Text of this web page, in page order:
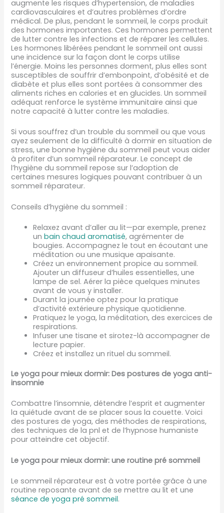
augmente les risques d’hypertension, de maladies
cardiovasculaires et d’autres problèmes d’ordre
médical. De plus, pendant le sommeil, le corps produit
des hormones importantes. Ces hormones permettent
de lutter contre les infections et de réparer les cellules.
Les hormones libérées pendant le sommeil ont aussi
une incidence sur la façon dont le corps utilise
l’énergie. Moins les personnes dorment, plus elles sont
susceptibles de souffrir d’embonpoint, d’obésité et de
diabète et plus elles sont portées à consommer des
aliments riches en calories et en glucides. Un sommeil
adéquat renforce le système immunitaire ainsi que
notre capacité à lutter contre les maladies.
Si vous souffrez d’un trouble du sommeil ou que vous
ayez seulement de la difficulté à dormir en situation de
stress, une bonne hygiène du sommeil peut vous aider
à profiter d’un sommeil réparateur. Le concept de
l’hygiène du sommeil repose sur l’adoption de
certaines mesures logiques pouvant contribuer à un
sommeil réparateur.
Conseils d’hygiène du sommeil :
Relaxez avant d’aller au lit—par exemple, prenez
unbain chaud aromatisé, agrémenter de
bougies. Accompagnez le tout en écoutant une
méditation ou une musique apaisante.
Créez un environnement propice au sommeil.
Ajouter un diffuseur d’huiles essentielles, une
lampe de sel. Aérer la pièce quelques minutes
avant de vous y installer.
Durant la journée optez pour la pratique
d’activité extérieure physique quotidienne.
Pratiquez le yoga, la méditation, des exercices de
respirations.
Infuser une tisane et sirotez-là accompagner de
lecture papier.
Créez et installez un rituel du sommeil.
Le yoga pour mieux dormir: Des postures de yoga anti-
insomnie
Combattre l’insomnie, détendre l’esprit et augmenter
la quiétude avant de se placer sous la couette. Voici
des postures de yoga, des méthodes de respirations,
des techniques de la pnl et de l’hypnose humaniste
pour atteindre cet objectif.
Le yoga pour mieux dormir: une routine pré sommeil
Le sommeil réparateur est à votre portée grâce à une
routine reposante avant de se mettre au lit et une
séance de yoga pré sommeil.